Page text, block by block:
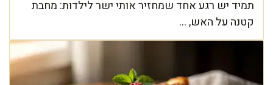
תמיד יש רגע אחד שמחזיר אותי ישר לילדות: מחבת
קטנה על האש, ...